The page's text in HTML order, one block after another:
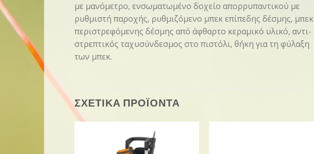
με μανόμετρο, ενσωματωμένο δοχείο απορρυπαντικού με
ρυθμιστή παροχής, ρυθμιζόμενο μπεκ επίπεδης δέσμης, μπεκ
περιστρεφόμενης δέσμης από άφθαρτο κεραμικό υλικό, αντι-
στρεπτικός ταχυσύνδεσμος στο πιστόλι, θήκη για τη φύλαξη
των μπεκ.
ΣΧΕΤΙΚΑ ΠΡΟΪΟΝΤΑ